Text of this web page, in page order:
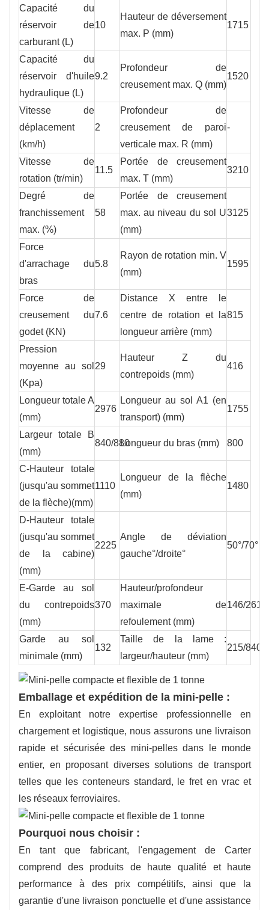
Capacité du
réservoir de
carburant (L)
10
Hauteur de déversement
max. P (mm)
1715
Capacité du
réservoir d'huile
hydraulique (L)
9.2
Profondeur de
creusement max. Q (mm)
1520
Vitesse de
déplacement
(km/h)
2
Profondeur de
creusement de paroi
verticale max. R (mm)
-
Vitesse de
rotation (tr/min)
11.5
Portée de creusement
max. T (mm)
3210
Degré de
franchissement
max. (%)
58
Portée de creusement
max. au niveau du sol U
(mm)
3125
Force
d'arrachage du
bras
5.8
Rayon de rotation min. V
(mm)
1595
Force de
creusement du
godet (KN)
7.6
Distance X entre le
centre de rotation et la
longueur arrière (mm)
815
Pression
moyenne au sol
(Kpa)
29
Hauteur Z du
contrepoids (mm)
416
Longueur totale A
(mm)
2976
Longueur au sol A1 (en
transport) (mm)
1755
Largeur totale B
(mm)
840/880Longueur du bras (mm) 800
C-Hauteur totale
(jusqu'au sommet
de la flèche)(mm)
1110
Longueur de la flèche
(mm)
1480
D-Hauteur totale
(jusqu'au sommet
de la cabine)
(mm)
2225
Angle de déviation
gauche°/droite°
50°/70°
E-Garde au sol
du contrepoids
(mm)
370
Hauteur/profondeur
maximale de
refoulement (mm)
146/261
Garde au sol
minimale (mm)
132
Taille de la lame :
largeur/hauteur (mm)
215/840
Emballage et expédition de la mini-pelle :
En exploitant notre expertise professionnelle en
chargement et logistique, nous assurons une livraison
rapide et sécurisée des mini-pelles dans le monde
entier, en proposant diverses solutions de transport
telles que les conteneurs standard, le fret en vrac et
les réseaux ferroviaires.
Pourquoi nous choisir :
En tant que fabricant, l'engagement de Carter
comprend des produits de haute qualité et haute
performance à des prix compétitifs, ainsi que la
garantie d'une livraison ponctuelle et d'une assistance